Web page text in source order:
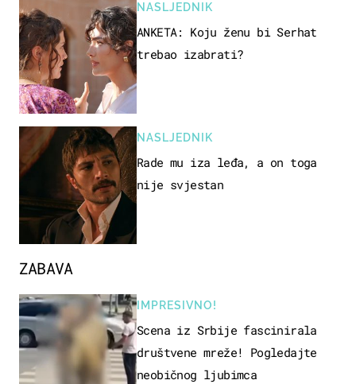
ZABAVA
IMPRESIVNO!
Scena iz Srbije fascinirala
društvene mreže! Pogledajte
neobičnog ljubimca
NASLJEDNIK
ANKETA: Koju ženu bi Serhat
trebao izabrati?
NASLJEDNIK
Rade mu iza leđa, a on toga
nije svjestan